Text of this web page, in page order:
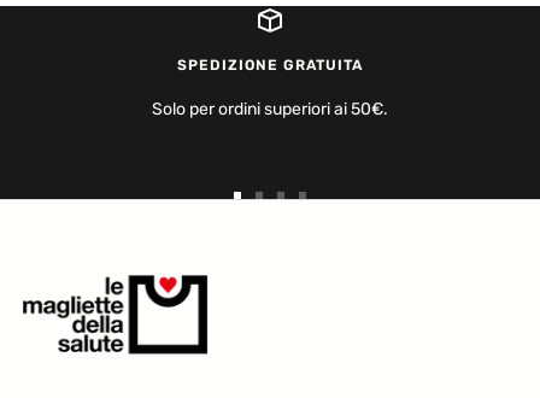
SPEDIZIONE GRATUITA
Solo per ordini superiori ai 50€.